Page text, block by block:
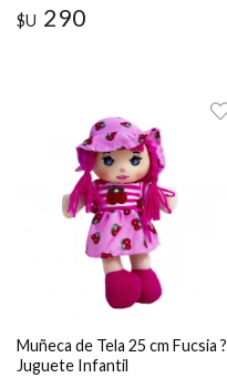
$U 290
Muñeca de Tela 25 cm Fucsia ?
Juguete Infantil